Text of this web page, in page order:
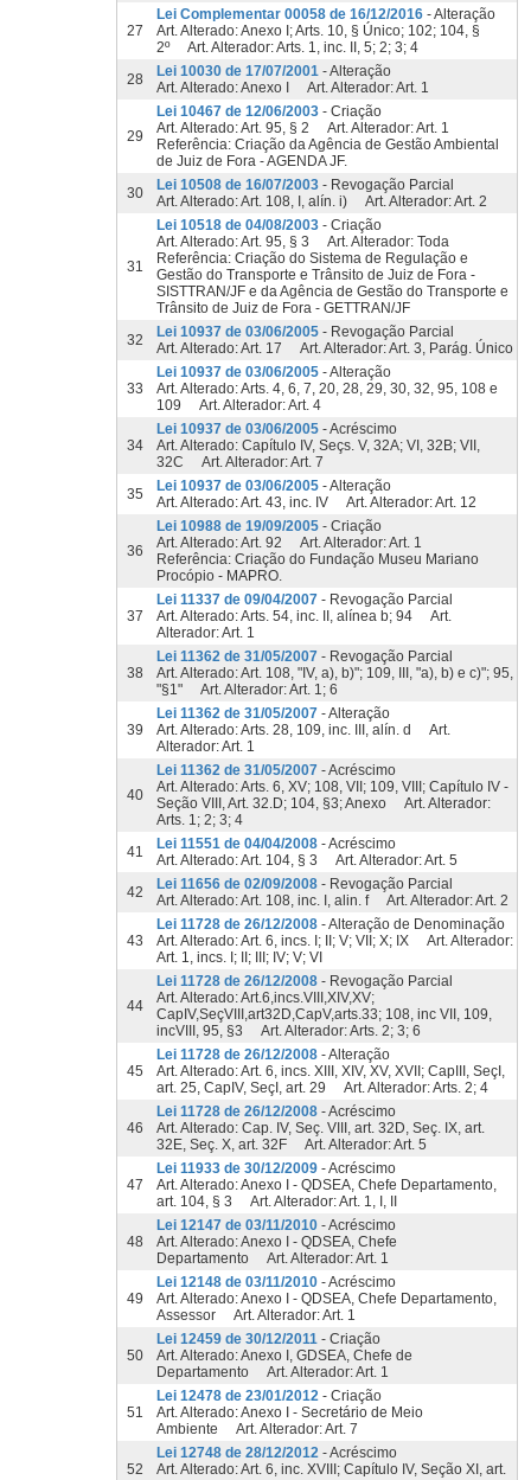
27
Lei Complementar 00058 de 16/12/2016- Alteração
Art. Alterado: Anexo I; Arts. 10, § Único; 102; 104, §
2º Art. Alterador: Arts. 1, inc. II, 5; 2; 3; 4
28
Lei 10030 de 17/07/2001- Alteração
Art. Alterado: Anexo I Art. Alterador: Art. 1
29
Lei 10467 de 12/06/2003- Criação
Art. Alterado: Art. 95, § 2 Art. Alterador: Art. 1
Referência: Criação da Agência de Gestão Ambiental
de Juiz de Fora - AGENDA JF.
30
Lei 10508 de 16/07/2003- Revogação Parcial
Art. Alterado: Art. 108, I, alín. i) Art. Alterador: Art. 2
31
Lei 10518 de 04/08/2003- Criação
Art. Alterado: Art. 95, § 3 Art. Alterador: Toda
Referência: Criação do Sistema de Regulação e
Gestão do Transporte e Trânsito de Juiz de Fora -
SISTTRAN/JF e da Agência de Gestão do Transporte e
Trânsito de Juiz de Fora - GETTRAN/JF
32
Lei 10937 de 03/06/2005- Revogação Parcial
Art. Alterado: Art. 17 Art. Alterador: Art. 3, Parág. Único
33
Lei 10937 de 03/06/2005- Alteração
Art. Alterado: Arts. 4, 6, 7, 20, 28, 29, 30, 32, 95, 108 e
109 Art. Alterador: Art. 4
34
Lei 10937 de 03/06/2005- Acréscimo
Art. Alterado: Capítulo IV, Seçs. V, 32A; VI, 32B; VII,
32C Art. Alterador: Art. 7
35
Lei 10937 de 03/06/2005- Alteração
Art. Alterado: Art. 43, inc. IV Art. Alterador: Art. 12
36
Lei 10988 de 19/09/2005- Criação
Art. Alterado: Art. 92 Art. Alterador: Art. 1
Referência: Criação do Fundação Museu Mariano
Procópio - MAPRO.
37
Lei 11337 de 09/04/2007- Revogação Parcial
Art. Alterado: Arts. 54, inc. II, alínea b; 94 Art.
Alterador: Art. 1
38
Lei 11362 de 31/05/2007- Revogação Parcial
Art. Alterado: Art. 108, "IV, a), b)"; 109, III, "a), b) e c)"; 95,
"§1" Art. Alterador: Art. 1; 6
39
Lei 11362 de 31/05/2007- Alteração
Art. Alterado: Arts. 28, 109, inc. III, alín. d Art.
Alterador: Art. 1
40
Lei 11362 de 31/05/2007- Acréscimo
Art. Alterado: Arts. 6, XV; 108, VII; 109, VIII; Capítulo IV -
Seção VIII, Art. 32.D; 104, §3; Anexo Art. Alterador:
Arts. 1; 2; 3; 4
41
Lei 11551 de 04/04/2008- Acréscimo
Art. Alterado: Art. 104, § 3 Art. Alterador: Art. 5
42
Lei 11656 de 02/09/2008- Revogação Parcial
Art. Alterado: Art. 108, inc. I, alin. f Art. Alterador: Art. 2
43
Lei 11728 de 26/12/2008- Alteração de Denominação
Art. Alterado: Art. 6, incs. I; II; V; VII; X; IX Art. Alterador:
Art. 1, incs. I; II; III; IV; V; VI
44
Lei 11728 de 26/12/2008- Revogação Parcial
Art. Alterado: Art.6,incs.VIII,XIV,XV;
CapIV,SeçVIII,art32D,CapV,arts.33; 108, inc VII, 109,
incVIII, 95, §3 Art. Alterador: Arts. 2; 3; 6
45
Lei 11728 de 26/12/2008- Alteração
Art. Alterado: Art. 6, incs. XIII, XIV, XV, XVII; CapIII, SeçI,
art. 25, CapIV, SeçI, art. 29 Art. Alterador: Arts. 2; 4
46
Lei 11728 de 26/12/2008- Acréscimo
Art. Alterado: Cap. IV, Seç. VIII, art. 32D, Seç. IX, art.
32E, Seç. X, art. 32F Art. Alterador: Art. 5
47
Lei 11933 de 30/12/2009- Acréscimo
Art. Alterado: Anexo I - QDSEA, Chefe Departamento,
art. 104, § 3 Art. Alterador: Art. 1, I, II
48
Lei 12147 de 03/11/2010- Acréscimo
Art. Alterado: Anexo I - QDSEA, Chefe
Departamento Art. Alterador: Art. 1
49
Lei 12148 de 03/11/2010- Acréscimo
Art. Alterado: Anexo I - QDSEA, Chefe Departamento,
Assessor Art. Alterador: Art. 1
50
Lei 12459 de 30/12/2011- Criação
Art. Alterado: Anexo I, GDSEA, Chefe de
Departamento Art. Alterador: Art. 1
51
Lei 12478 de 23/01/2012- Criação
Art. Alterado: Anexo I - Secretário de Meio
Ambiente Art. Alterador: Art. 7
52
Lei 12748 de 28/12/2012- Acréscimo
Art. Alterado: Art. 6, inc. XVIII; Capítulo IV, Seção XI, art.